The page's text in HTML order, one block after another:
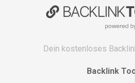
Dein kostenloses
Backlink